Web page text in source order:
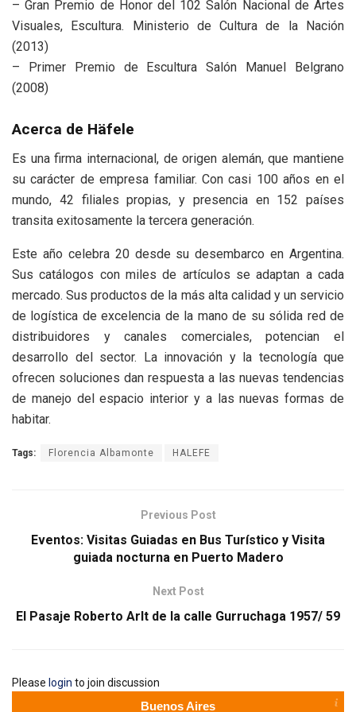
– Gran Premio de Honor del 102 Salón Nacional de Artes
Visuales, Escultura. Ministerio de Cultura de la Nación
(2013)
– Primer Premio de Escultura Salón Manuel Belgrano
(2008)
Acerca de Häfele
Es una firma internacional, de origen alemán, que mantiene
su carácter de empresa familiar. Con casi 100 años en el
mundo, 42 filiales propias, y presencia en 152 países
transita exitosamente la tercera generación.
Este año celebra 20 desde su desembarco en Argentina.
Sus catálogos con miles de artículos se adaptan a cada
mercado. Sus productos de la más alta calidad y un servicio
de logística de excelencia de la mano de su sólida red de
distribuidores y canales comerciales, potencian el
desarrollo del sector. La innovación y la tecnología que
ofrecen soluciones dan respuesta a las nuevas tendencias
de manejo del espacio interior y a las nuevas formas de
habitar.
Tags: Florencia Albamonte HALEFE
Previous Post
Eventos: Visitas Guiadas en Bus Turístico y Visita
guiada nocturna en Puerto Madero
Next Post
El Pasaje Roberto Arlt de la calle Gurruchaga 1957/ 59
Please login to join discussion
Buenos Aires